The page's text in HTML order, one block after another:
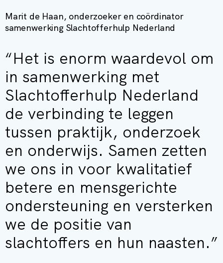
Marit de Haan, onderzoeker en coördinator
samenwerking Slachtofferhulp Nederland
“Het is enorm waardevol om
in samenwerking met
Slachtofferhulp Nederland
de verbinding te leggen
tussen praktijk, onderzoek
en onderwijs. Samen zetten
we ons in voor kwalitatief
betere en mensgerichte
ondersteuning en versterken
we de positie van
slachtoffers en hun naasten.”